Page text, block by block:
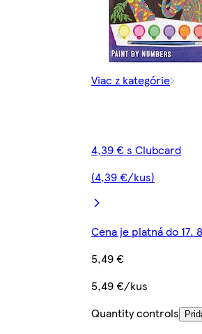
Viac z kategórie
4,39 € s Clubcard
(4,39 €/kus)
Cena je platná do 17.
5,49 €
5,49 €/kus
Quantity controls